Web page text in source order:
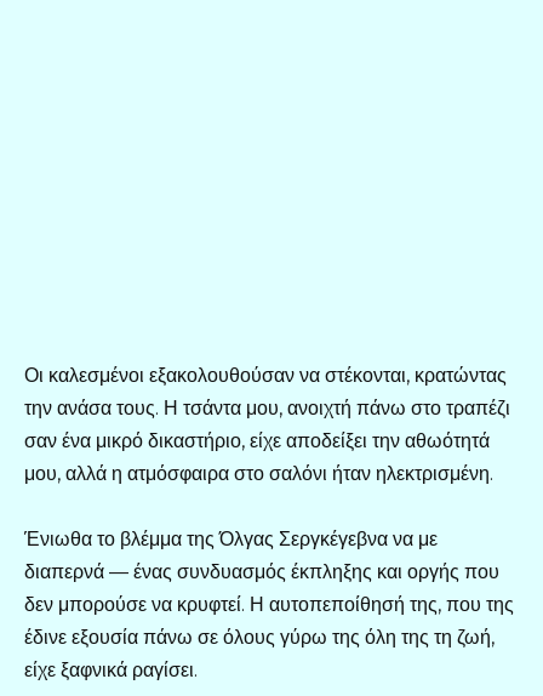
Οι καλεσμένοι εξακολουθούσαν να στέκονται, κρατώντας
την ανάσα τους. Η τσάντα μου, ανοιχτή πάνω στο τραπέζι
σαν ένα μικρό δικαστήριο, είχε αποδείξει την αθωότητά
μου, αλλά η ατμόσφαιρα στο σαλόνι ήταν ηλεκτρισμένη.
Ένιωθα το βλέμμα της Όλγας Σεργκέγεβνα να με
διαπερνά — ένας συνδυασμός έκπληξης και οργής που
δεν μπορούσε να κρυφτεί. Η αυτοπεποίθησή της, που της
έδινε εξουσία πάνω σε όλους γύρω της όλη της τη ζωή,
είχε ξαφνικά ραγίσει.